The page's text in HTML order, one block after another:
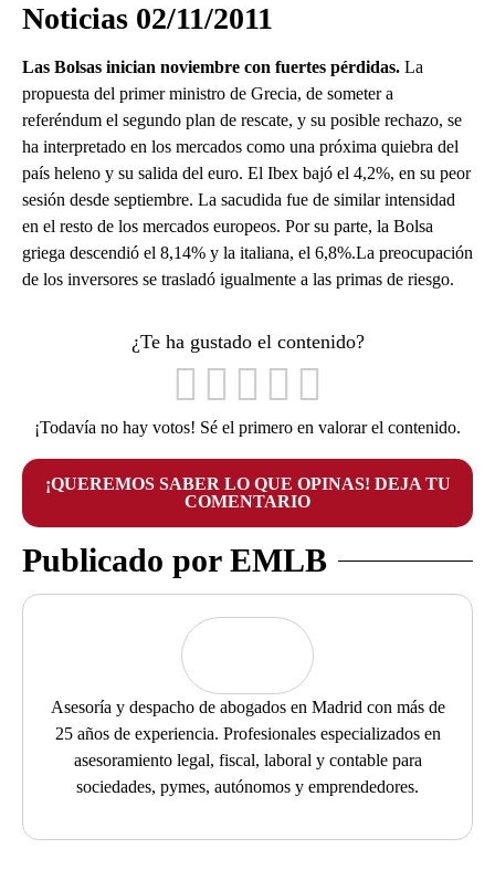
Noticias 02/11/2011
Las Bolsas inician noviembre con fuertes pérdidas. La
propuesta del primer ministro de Grecia, de someter a
referéndum el segundo plan de rescate, y su posible rechazo, se
ha interpretado en los mercados como una próxima quiebra del
país heleno y su salida del euro. El Ibex bajó el 4,2%, en su peor
sesión desde septiembre. La sacudida fue de similar intensidad
en el resto de los mercados europeos. Por su parte, la Bolsa
griega descendió el 8,14% y la italiana, el 6,8%.La preocupación
de los inversores se trasladó igualmente a las primas de riesgo.
¿Te ha gustado el contenido?
¡Todavía no hay votos! Sé el primero en valorar el contenido.
¡QUEREMOS SABER LO QUE OPINAS! DEJA TU
COMENTARIO
Publicado por EMLB
Asesoría y despacho de abogados en Madrid con más de
25 años de experiencia. Profesionales especializados en
asesoramiento legal, fiscal, laboral y contable para
sociedades, pymes, autónomos y emprendedores.